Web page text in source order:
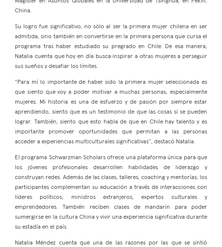
China.
Su logro fue significativo, no sólo al ser la primera mujer chilena en ser
admitida, sino también en convertirse en la primera persona que cursa el
programa tras haber estudiado su pregrado en Chile. De esa manera,
Natalia cuenta que hoy en día busca inspirar a otras mujeres a perseguir
sus sueños y desafiar los límites.
“Para mí lo importante de haber sido la primera mujer seleccionada es
que siento que voy a poder motivar a muchas personas, especialmente
mujeres. Mi historia es una de esfuerzo y de pasión por siempre estar
aprendiendo, siento que es un testimonio de que las cosas sí se pueden
lograr. También, siento que esto habla de que en Chile hay talento y es
importante promover oportunidades que permitan a las personas
acceder a experiencias multiculturales significativas”, destacó Natalia.
El programa Schwarzman Scholars ofrece una plataforma única para que
los jóvenes profesionales desarrollen habilidades de liderazgo y
construyan redes. Además de las clases, talleres, coaching y mentorías; los
participantes complementan su educación a través de interacciones con
líderes políticos, ministros extranjeros, expertos culturales y
emprendedores. También reciben clases de mandarín para poder
sumergirse en la cultura China y vivir una experiencia significativa durante
su estadía en el país.
Natalia Méndez cuenta que una de las razones por las que se sintió